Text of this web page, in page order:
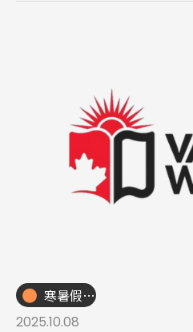
加拿大RO 任意門
寒暑假遊學團
2025.10.08